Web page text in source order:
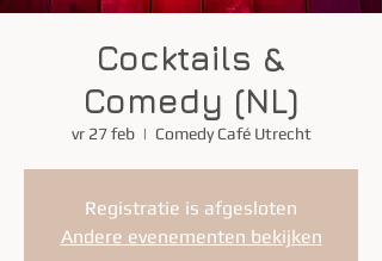
Cocktails &
Comedy (NL)
vr 27 feb
  |
Comedy Café Utrecht
Registratie is afgesloten
Andere evenementen bekijken